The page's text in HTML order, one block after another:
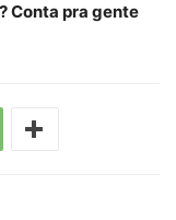
Conta pra gente